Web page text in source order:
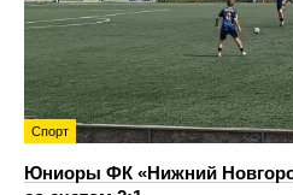
Спорт
Юниоры ФК «Нижний